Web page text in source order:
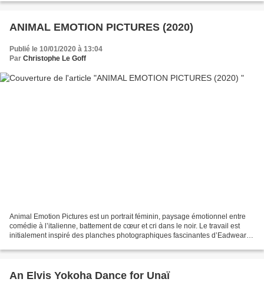
ANIMAL EMOTION PICTURES (2020)
Publié le 10/01/2020 à 13:04
Par Christophe Le Goff
Animal Emotion Pictures est un portrait féminin, paysage émotionnel entre
comédie à l’italienne, battement de cœur et cri dans le noir. Le travail est
initialement inspiré des planches photographiques fascinantes d’Eadweard
An Elvis Yokoha Dance for Unaï